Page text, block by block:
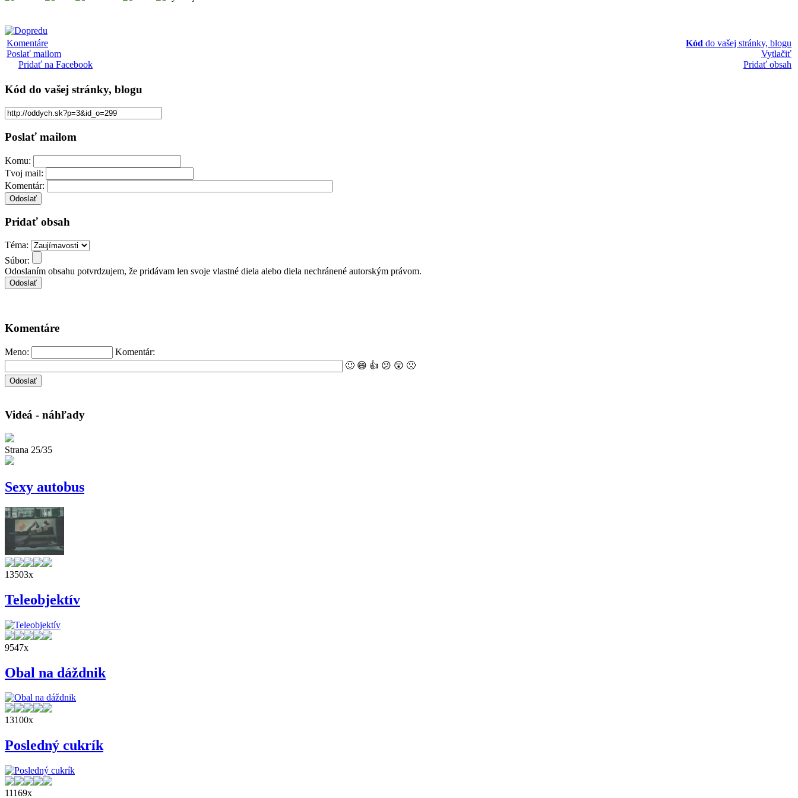
Komentáre
Poslať mailom
Pridať na Facebook
Kód do vašej stránky, blogu
Vytlačiť
Pridať obsah
Kód do vašej stránky, blogu
Poslať mailom
Komu:
Tvoj mail:
Komentár:
Pridať obsah
Téma:
Súbor:
Odoslaním obsahu potvrdzujem, že pridávam len svoje vlastné diela alebo diela nechránené autorským právom.
Komentáre
Meno:
Komentár:
🙂 😄 👍 😕 😲 🙁
Videá - náhľady
Strana 25/35
Sexy autobus
13503x
Teleobjektív
9547x
Obal na dáždnik
13100x
Posledný cukrík
11169x